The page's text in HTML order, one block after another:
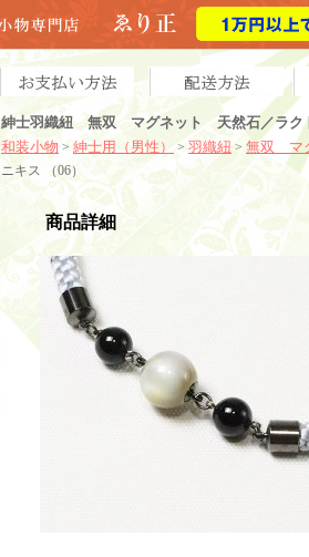
紳士羽織紐 無双 マグネット 天然石／ラク
和装小物 > 紳士用（男性） >羽織紐 > 無双 マ
ニキス （06）
商品詳細